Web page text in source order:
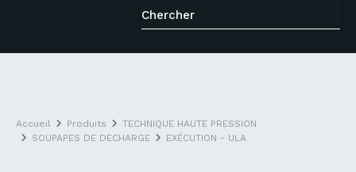
Accueil Produits
TECHNIQUE HAUTE PRESSION
SOUPAPES DE DECHARGE
EXÉCUTION - ULA